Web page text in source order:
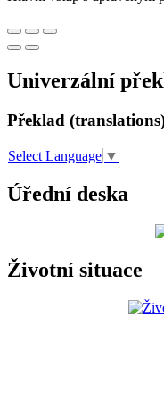
Univerzální
Překlad
Select Language ▼
Úřední deska
Životní situace